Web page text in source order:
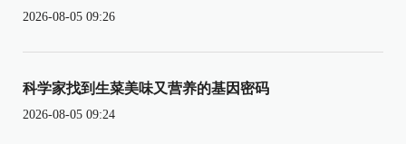
2026-08-05 09:26
科学家找到生菜美味又营养的基因密码
2026-08-05 09:24